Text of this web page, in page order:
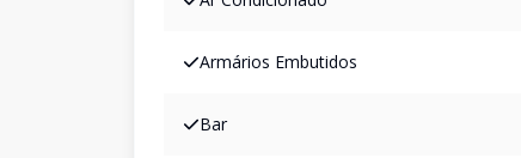
Armários Embutidos
Bar